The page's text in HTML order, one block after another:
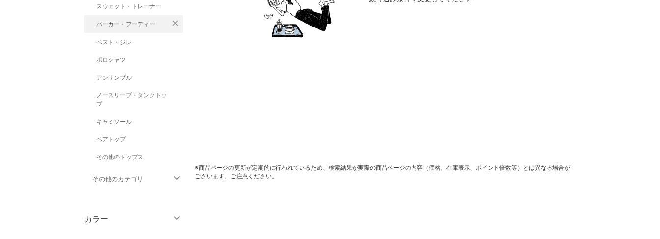
スウェット・トレーナー
パーカー・フーディー close
ベスト・ジレ
ポロシャツ
アンサンブル
ノースリーブ・タンクトッ
プ
キャミソール
ベアトップ
その他のトップス
その他のカテゴリ
カラー
※商品ページの更新が定期的に行われているため、検索結果が実際の商品ページの内容（価格、在庫表示、ポイント倍数等）とは異なる場合が
ございます。ご注意ください。